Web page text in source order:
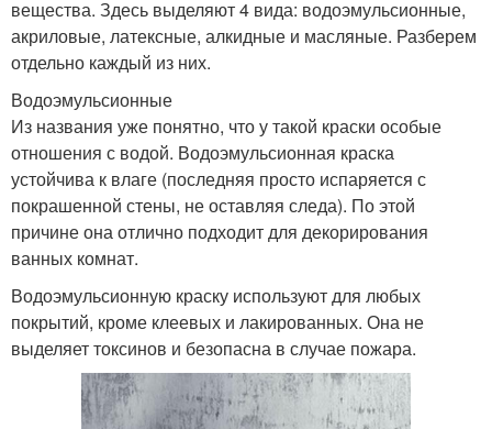
вещества. Здесь выделяют 4 вида: водоэмульсионные,
акриловые, латексные, алкидные и масляные. Разберем
отдельно каждый из них.
Водоэмульсионные
Из названия уже понятно, что у такой краски особые
отношения с водой. Водоэмульсионная краска
устойчива к влаге (последняя просто испаряется с
покрашенной стены, не оставляя следа). По этой
причине она отлично подходит для декорирования
ванных комнат.
Водоэмульсионную краску используют для любых
покрытий, кроме клеевых и лакированных. Она не
выделяет токсинов и безопасна в случае пожара.